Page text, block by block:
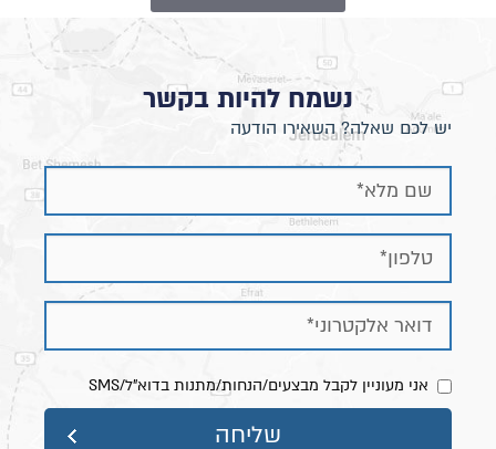
נשמח להיות בקשר
יש לכם שאלה? השאירו הודעה
אני מעוניין לקבל מבצעים/הנחות/מתנות בדוא"ל/SMS